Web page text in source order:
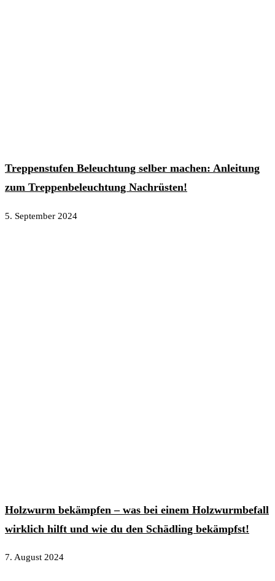
Treppenstufen Beleuchtung selber machen: Anleitung
zum Treppenbeleuchtung Nachrüsten!
5. September 2024
Holzwurm bekämpfen – was bei einem Holzwurmbefall
wirklich hilft und wie du den Schädling bekämpfst!
7. August 2024